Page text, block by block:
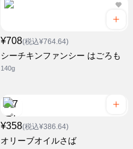
¥708(税込¥764.64)
シーチキンファンシー はごろも
140g
¥358(税込¥386.64)
オリーブオイルさば